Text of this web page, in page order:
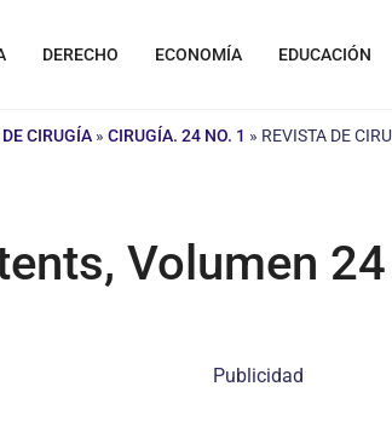
DERECHO ECONOMÍA EDUCACIÓN
CIRUGÍA » CIRUGÍA. 24 NO. 1 » REVISTA DE
Volumen 24
Publicidad